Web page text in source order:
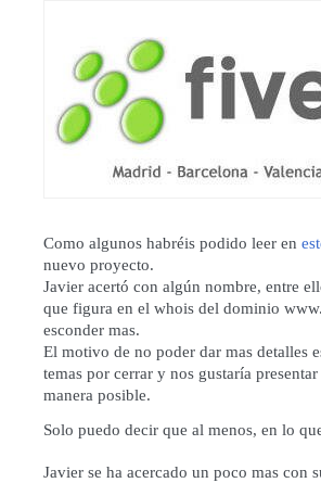
Como algunos habréis podido leer en
nuevo proyecto.
Javier acertó con algún nombre, entre
que figura en el whois del dominio
esconder mas.
El motivo de no poder dar mas detalles
temas por cerrar y nos gustaría
manera posible.
Solo puedo decir que al menos, en lo
Javier se ha acercado un poco mas con